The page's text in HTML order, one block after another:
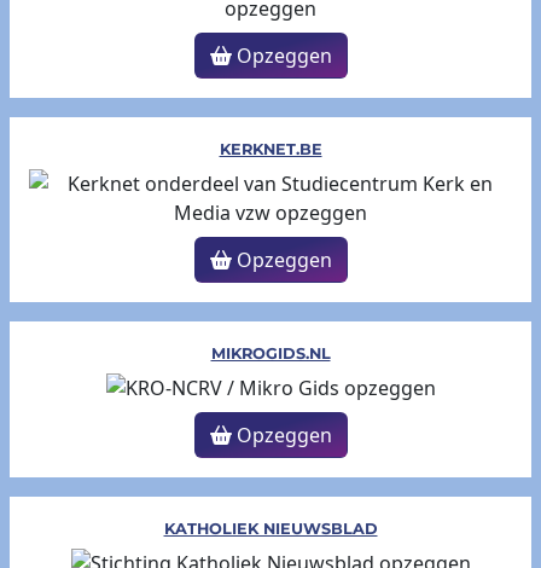
Opzeggen
KERKNET.BE
Opzeggen
MIKROGIDS.NL
Opzeggen
KATHOLIEK NIEUWSBLAD